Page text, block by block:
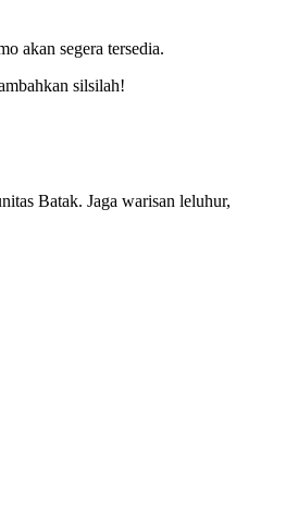
akan segera tersedia.
silsilah!
Batak. Jaga warisan leluhur,